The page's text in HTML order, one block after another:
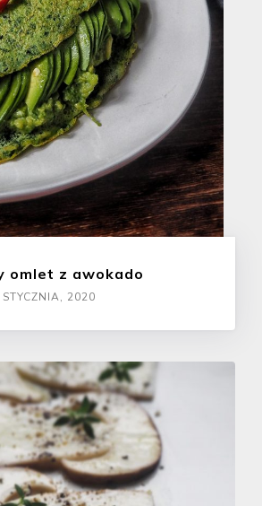
omlet z awokado
2020